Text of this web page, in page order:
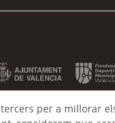
per a millorar